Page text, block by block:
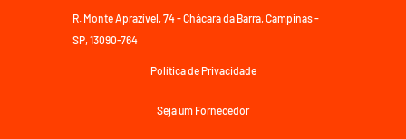
R. Monte Aprazível, 74 - Chácara da Barra, Campinas -
SP, 13090-764
Política de Privacidade
Seja um Fornecedor